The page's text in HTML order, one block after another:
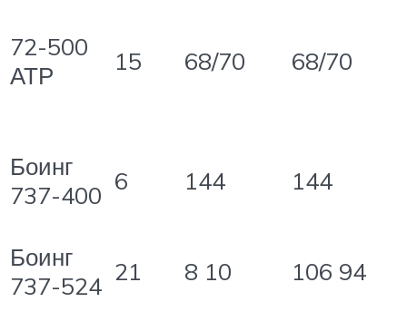
72-500
АТР
15 68/70 68/70
Боинг
737-400 6 144 144
Боинг
737-524 21 8 10 106 94